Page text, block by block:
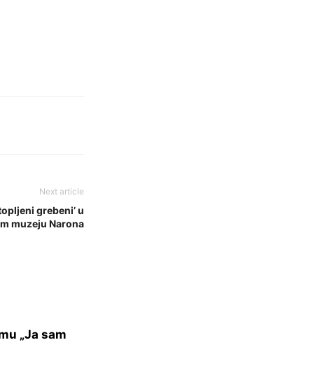
Next article
grebeni’ u
muzeju Narona
„Ja sam